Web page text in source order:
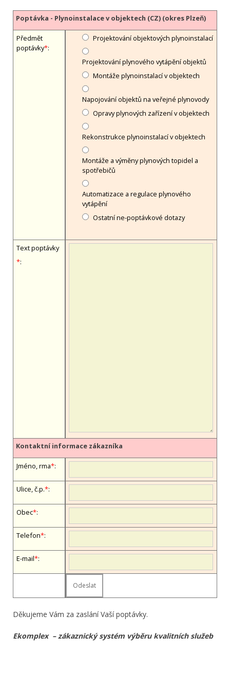
Poptávka - Plynoinstalace v objektech (CZ) (okres Plzeň)
Předmět
poptávky*:
Projektování objektových plynoinstalací
Projektování plynového vytápění objektů
Montáže plynoinstalací v objektech
Napojování objektů na veřejné plynovody
Opravy plynových zařízení v objektech
Rekonstrukce plynoinstalací v objektech
Montáže a výměny plynových topidel a
spotřebičů
Automatizace a regulace plynového
vytápění
Ostatní ne-poptávkové dotazy
Text poptávky
*:
Kontaktní informace zákazníka
Jméno, firma*:
Ulice, č.p.*:
Obec*:
Telefon*:
E-mail*:
Děkujeme Vám za zaslání Vaší poptávky.
Ekomplex – zákaznický systém výběru kvalitních služeb